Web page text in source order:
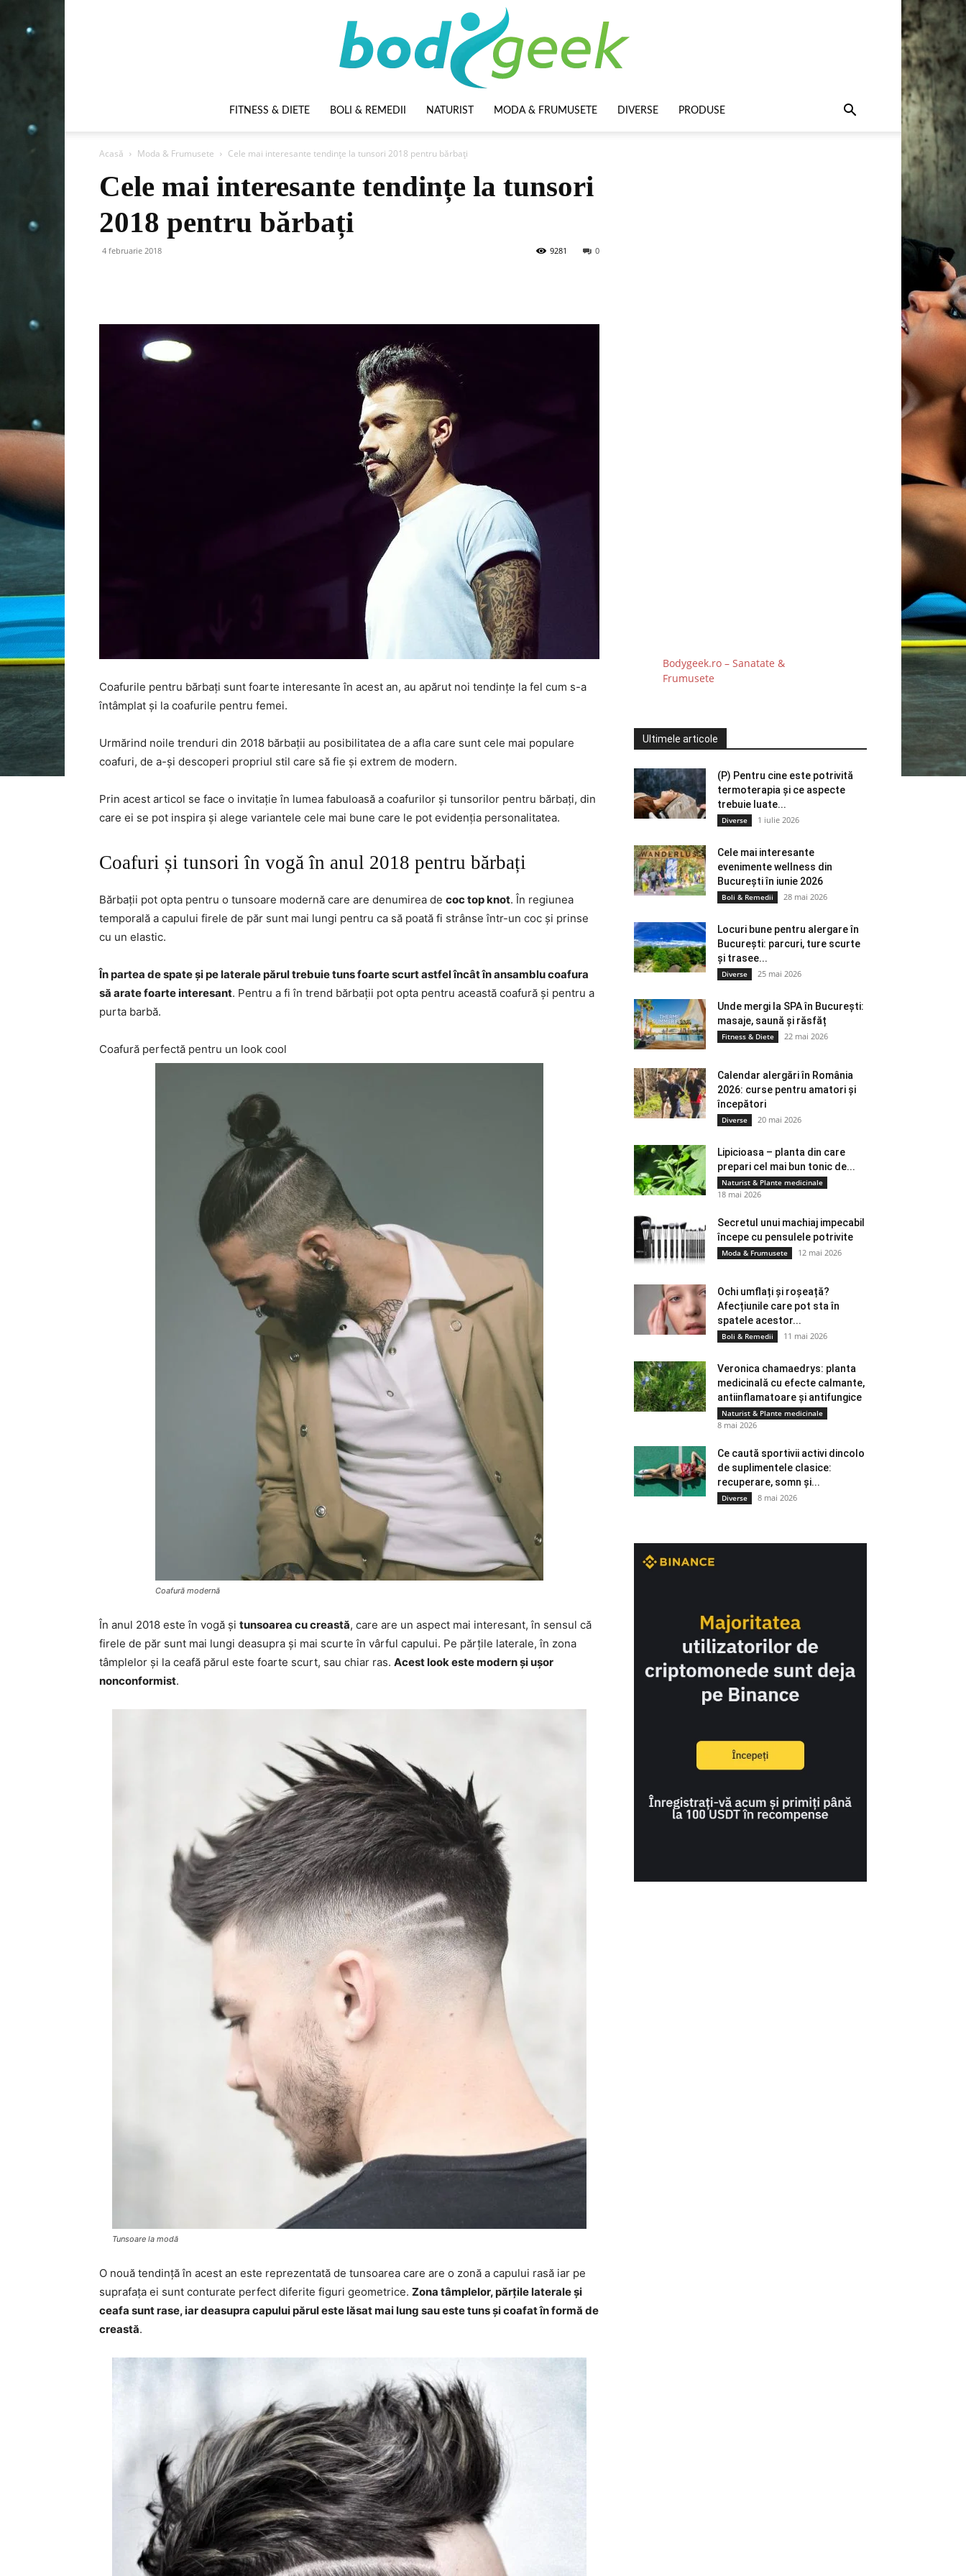
FITNESS & DIETE BOLI & REMEDII NATURIST MODA & FRUMUSETE DIVERSE PRODUSE
Acasă Moda & Frumusete Cele mai interesante tendințe la tunsori 2018 pentru bărbați
Cele mai interesante tendințe la tunsori
2018 pentru bărbați
4 februarie 2018 0
9281
Coafurile pentru bărbați sunt foarte interesante în acest an, au apărut noi tendințe la fel cum s-a
întâmplat și la coafurile pentru femei.
Urmărind noile trenduri din 2018 bărbații au posibilitatea de a afla care sunt cele mai populare
coafuri, de a-și descoperi propriul stil care să fie și extrem de modern.
Prin acest articol se face o invitație în lumea fabuloasă a coafurilor și tunsorilor pentru bărbați, din
care ei se pot inspira și alege variantele cele mai bune care le pot evidenția personalitatea.
Coafuri și tunsori în vogă în anul 2018 pentru bărbați
Bărbații pot opta pentru o tunsoare modernă care are denumirea de coc top knot. În regiunea
temporală a capului firele de păr sunt mai lungi pentru ca să poată fi strânse într-un coc și prinse
cu un elastic.
În partea de spate și pe laterale părul trebuie tuns foarte scurt astfel încât în ansamblu coafura
să arate foarte interesant. Pentru a fi în trend bărbații pot opta pentru această coafură și pentru a
purta barbă.
Coafură perfectă pentru un look cool
Coafură modernă
În anul 2018 este în vogă și tunsoarea cu creastă, care are un aspect mai interesant, în sensul că
firele de păr sunt mai lungi deasupra și mai scurte în vârful capului. Pe părțile laterale, în zona
tâmplelor și la ceafă părul este foarte scurt, sau chiar ras. Acest look este modern și ușor
nonconformist.
Tunsoare la modă
O nouă tendință în acest an este reprezentată de tunsoarea care are o zonă a capului rasă iar pe
suprafața ei sunt conturate perfect diferite figuri geometrice. Zona tâmplelor, părțile laterale și
ceafa sunt rase, iar deasupra capului părul este lăsat mai lung sau este tuns și coafat în formă de
creastă.
Bodygeek.ro – Sanatate &
Frumusete
Ultimele articole
(P) Pentru cine este potrivită
termoterapia și ce aspecte
trebuie luate...
Diverse 1 iulie 2026
Cele mai interesante
evenimente wellness din
București în iunie 2026
Boli & Remedii 28 mai 2026
Locuri bune pentru alergare în
București: parcuri, ture scurte
și trasee...
Diverse 25 mai 2026
Unde mergi la SPA în București:
masaje, saună și răsfăț
Fitness & Diete 22 mai 2026
Calendar alergări în România
2026: curse pentru amatori și
începători
Diverse 20 mai 2026
Lipicioasa – planta din care
prepari cel mai bun tonic de...
Naturist & Plante medicinale
18 mai 2026
Secretul unui machiaj impecabil
începe cu pensulele potrivite
Moda & Frumusete 12 mai 2026
Ochi umflați și roșeață?
Afecțiunile care pot sta în
spatele acestor...
Boli & Remedii 11 mai 2026
Veronica chamaedrys: planta
medicinală cu efecte calmante,
antiinflamatoare și antifungice
Naturist & Plante medicinale
8 mai 2026
Ce caută sportivii activi dincolo
de suplimentele clasice:
recuperare, somn și...
Diverse 8 mai 2026